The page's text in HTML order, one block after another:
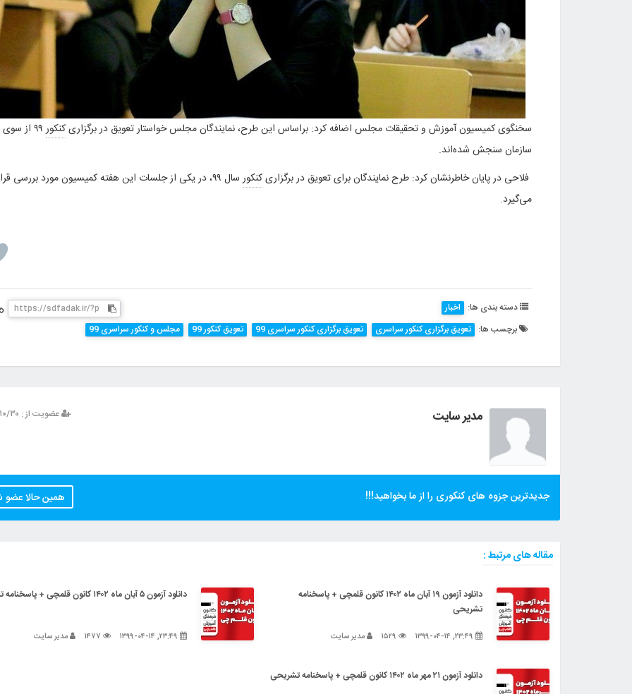
سخنگوی کمیسیون آموزش و تحقیقات مجلس اضافه کرد: براساس این طرح، نمایندگان مجلس خواستار تعویق در برگزاریکنکور
۹۹ از سوی
سازمان سنجش شده‌اند.
فلاحی در پایان خاطرنشان کرد: طرح نمایندگان برای تعویق در برگزاریکنکور
سال ۹۹، در یکی از جلسات این هفته کمیسیون مورد بررسی
می‌گیرد.
دسته بندی ها: اخبار
برچسب ها: تعویق برگزاری کنکور سراسری تعویق برگزاری کنکور سراسری 99 تعویق کنکور 99 مجلس و کنکور سراسری 99
عضویت از : ۱۳۹۳/۱۰/۳۰ مدیر سایت
جدیدترین جزوه های کنکوری را از ما بخواهید!!! همین حالا عضو
مقاله های مرتبط :
دانلود آزمون ۱۹ آبان ماه ۱۴۰۲ کانون قلمچی + پاسخنامه
تشریحی
مدیر سایت
دانلود آزمون ۵ آبان ماه ۱۴۰۲ کانون قلمچی + پاسخنامه تشریحی
۲۳:۴۹, ۱۳۹۹-۰۴-۱۴ ۱۴۷۷ مدیر سایت
دانلود آزمون ۲۱ مهر ماه ۱۴۰۲ کانون قلمچی + پاسخنامه تشریحی